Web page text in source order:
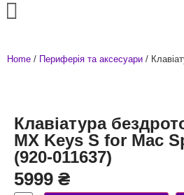
Home / Периферія та аксесуари /
Клавiатура
MX Keys S for Mac
(920-011637)
5999 ₴